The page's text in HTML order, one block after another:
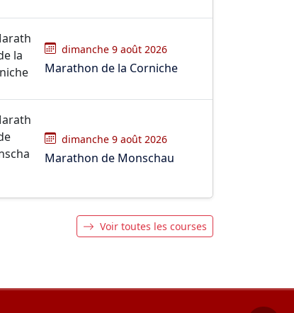
dimanche 9 août 2026
Marathon de la Corniche
dimanche 9 août 2026
Marathon de Monschau
Voir toutes les courses